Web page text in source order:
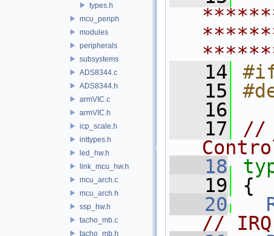
types.h
mcu_periph
modules
peripherals
subsystems
ADS8344.c
ADS8344.h
armVIC.c
armVIC.h
icp_scale.h
inttypes.h
led_hw.h
link_mcu_hw.h
mcu_arch.c
mcu_arch.h
ssp_hw.h
tacho_mb.c
tacho_mb.h
   14
   15
   16
   17
//
   18
   19
{
   20
//